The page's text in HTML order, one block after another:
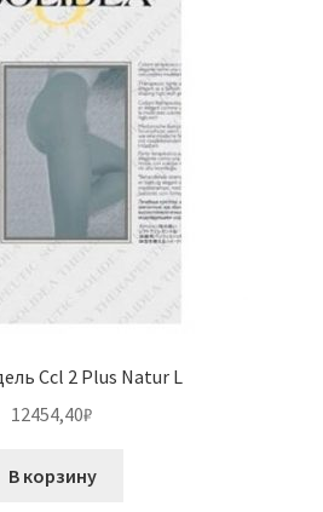
Ccl 2 Plus Natur L
12454,40₽
В корзину